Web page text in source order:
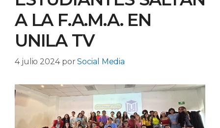
A LA F.A.M.A. EN
UNILA TV
4 julio 2024 porSocial Media